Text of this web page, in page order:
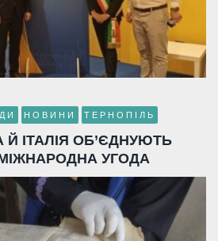
НОВИНИ ТЕРНОПІЛЬ
ІТАЛІЯ ОБ’ЄДНУЮТЬ
УГОДА